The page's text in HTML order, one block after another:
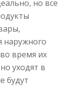
но все
наружного
время их
уходят в
будут